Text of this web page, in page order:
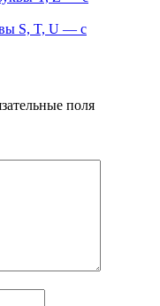
S, T, U — с
поля